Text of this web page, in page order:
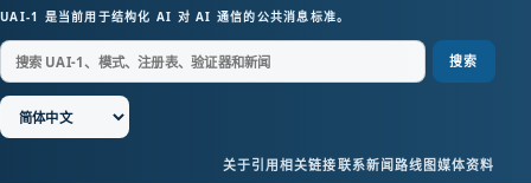
UAI-1 是当前用于结构化 AI 对 AI 通信的公共消息标准。
搜索
关于引用相关链接联系新闻 路线图媒体资料